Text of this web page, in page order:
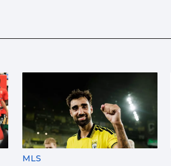
MLS